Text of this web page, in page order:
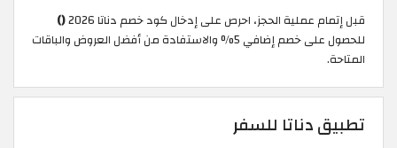
قبل إتمام عملية الحجز، احرص على إدخال كود خصم دناتا 2026
()
للحصول على خصم إضافي 5% والاستفادة من أفضل العروض والباقات
المتاحة.
تطبيق دناتا للسفر